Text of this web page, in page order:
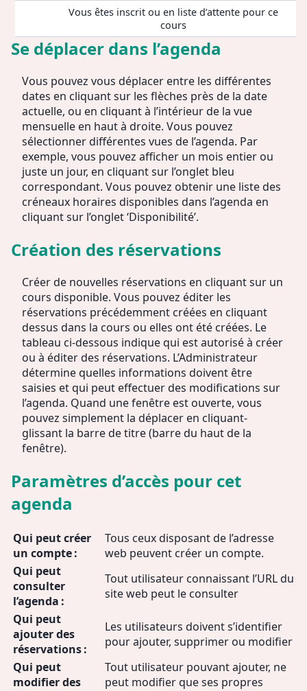
Vous êtes inscrit ou en liste d’attente pour ce
cours
Se déplacer dans l’agenda
Vous pouvez vous déplacer entre les différentes
dates en cliquant sur les flèches près de la date
actuelle, ou en cliquant à l’intérieur de la vue
mensuelle en haut à droite. Vous pouvez
sélectionner différentes vues de l’agenda. Par
exemple, vous pouvez afficher un mois entier ou
juste un jour, en cliquant sur l’onglet bleu
correspondant. Vous pouvez obtenir une liste des
créneaux horaires disponibles dans l’agenda en
cliquant sur l’onglet ‘Disponibilité’.
Création des réservations
Créer de nouvelles réservations en cliquant sur un
cours disponible. Vous pouvez éditer les
réservations précédemment créées en cliquant
dessus dans la cours ou elles ont été créées. Le
tableau ci-dessous indique qui est autorisé à créer
ou à éditer des réservations. L’Administrateur
détermine quelles informations doivent être
saisies et qui peut effectuer des modifications sur
l’agenda. Quand une fenêtre est ouverte, vous
pouvez simplement la déplacer en cliquant-
glissant la barre de titre (barre du haut de la
fenêtre).
Paramètres d’accès pour cet
agenda
Qui peut créer
un compte :
Tous ceux disposant de l’adresse
web peuvent créer un compte.
Qui peut
consulter
l’agenda :
Tout utilisateur connaissant l’URL du
site web peut le consulter
Qui peut
ajouter des
réservations :
Les utilisateurs doivent s’identifier
pour ajouter, supprimer ou modifier
Qui peut
modifier des
Tout utilisateur pouvant ajouter, ne
peut modifier que ses propres